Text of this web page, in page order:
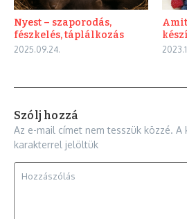
Nyest – szaporodás,
fészkelés, táplálkozás
2025.09.24.
Szólj hozzá
Az e-mail címet nem tesszük közzé. A
karakterrel jelöltük